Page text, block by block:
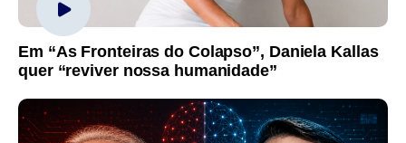
Em “As Fronteiras do Colapso”, Daniela Kallas
quer “reviver nossa humanidade”